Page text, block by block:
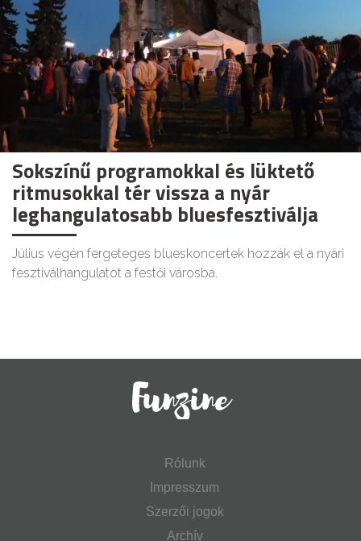
Sokszínű programokkal és lüktető
ritmusokkal tér vissza a nyár
leghangulatosabb bluesfesztiválja
Július végén fergeteges blueskoncertek hozzák el a nyári
fesztiválhangulatot a festői városba.
Rólunk
Impresszum
Szerzői jogok
Archív